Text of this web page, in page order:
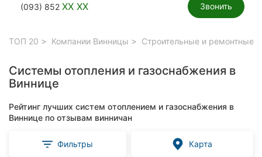
(093) 852 XX XX Звонить
ТОП 20 Компании Винницы Строительные и ремонтные
Системы отопления и газоснабжения в
Виннице
Рейтинг лучших систем отоплением и газоснабжения в
Виннице по отзывам винничан
Фильтры Карта